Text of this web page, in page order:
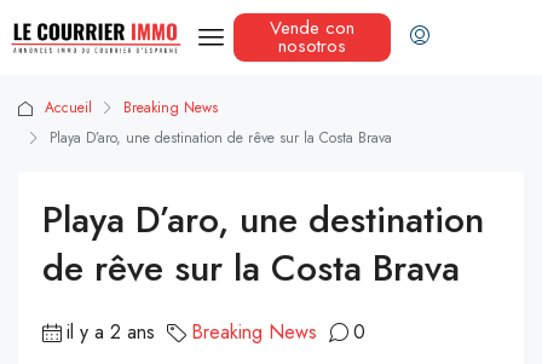
Vende con
nosotros
Accueil
Breaking News
Playa D’aro, une destination de rêve sur la Costa Brava
Playa D’aro, une destination
de rêve sur la Costa Brava
il y a 2 ans Breaking News 0